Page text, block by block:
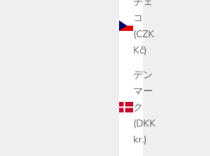
コ
(CZK
Kč)
デン
マー
ク
(DKK
kr.)